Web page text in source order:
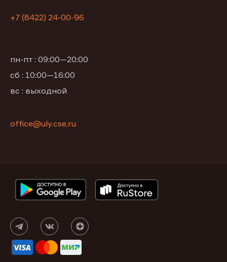
+7 (8422) 24-00-96
пн-пт : 09:00—20:00
сб : 10:00—16:00
вс : выходной
office@uly.cse.ru